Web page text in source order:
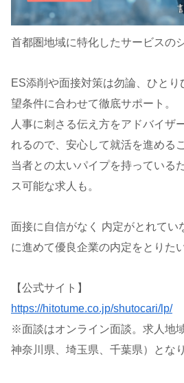
首都圏地域に特化したサービスの
ES添削や面接対策は勿論、ひと
望条件に合わせて徹底サポート。
人事に刺さる伝え方をアドバイザ
れるので、安心して就活を進める
当者との太いパイプを持っている
ス可能な求人も。
面接に自信がなく 内定がとれてい
に進めて優良企業の内定をとりた
【公式サイト】
https://hitotume.co.jp/shutocari/lp/
※面談はオンライン面談。求人地
神奈川県、埼玉県、千葉県）とな